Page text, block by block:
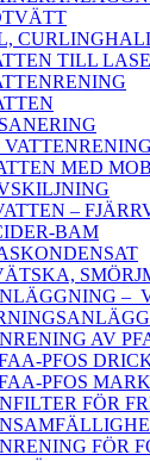
TILL
MED
–
BAM
–
AV
PFOS
PFOS
FÖR
FÖR